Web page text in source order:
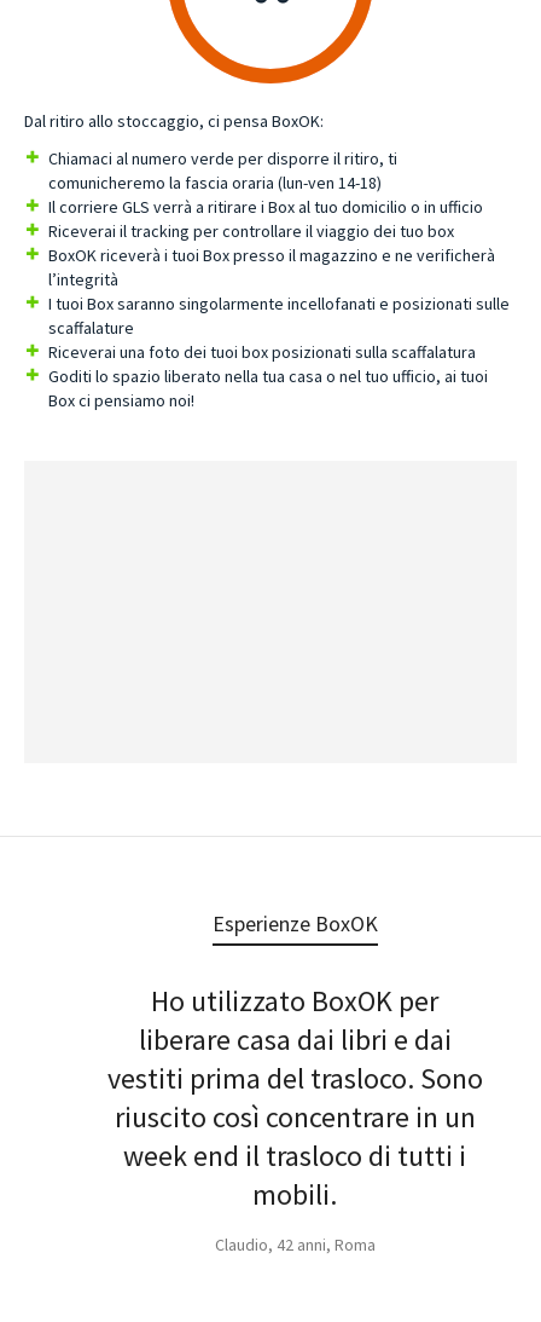
Dal ritiro allo stoccaggio, ci pensa BoxOK:
Chiamaci al numero verde per disporre il ritiro, ti
comunicheremo la fascia oraria (lun-ven 14-18)
Il corriere GLS verrà a ritirare i Box al tuo domicilio o in ufficio
Riceverai il tracking per controllare il viaggio dei tuo box
BoxOK riceverà i tuoi Box presso il magazzino e ne verificherà
l’integrità
I tuoi Box saranno singolarmente incellofanati e posizionati sulle
scaffalature
Riceverai una foto dei tuoi box posizionati sulla scaffalatura
Goditi lo spazio liberato nella tua casa o nel tuo ufficio, ai tuoi
Box ci pensiamo noi!
Esperienze BoxOK
Ho utilizzato BoxOK per
liberare casa dai libri e dai
vestiti prima del trasloco. Sono
riuscito così concentrare in un
week end il trasloco di tutti i
mobili.
Claudio, 42 anni, Roma